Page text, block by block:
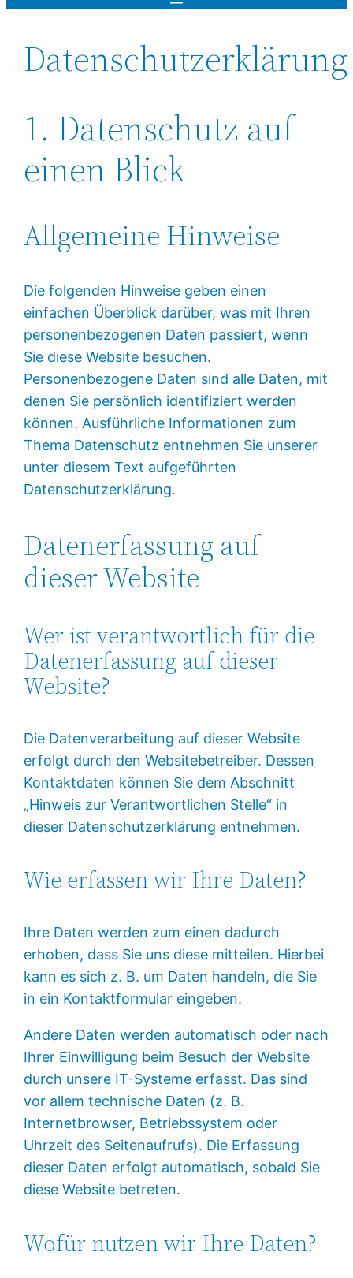
Datenschutzerklärung
1. Datenschutz auf
einen Blick
Allgemeine Hinweise
Die folgenden Hinweise geben einen
einfachen Überblick darüber, was mit Ihren
personenbezogenen Daten passiert, wenn
Sie diese Website besuchen.
Personenbezogene Daten sind alle Daten, mit
denen Sie persönlich identifiziert werden
können. Ausführliche Informationen zum
Thema Datenschutz entnehmen Sie unserer
unter diesem Text aufgeführten
Datenschutzerklärung.
Datenerfassung auf
dieser Website
Wer ist verantwortlich für die
Datenerfassung auf dieser
Website?
Die Datenverarbeitung auf dieser Website
erfolgt durch den Websitebetreiber. Dessen
Kontaktdaten können Sie dem Abschnitt
„Hinweis zur Verantwortlichen Stelle“ in
dieser Datenschutzerklärung entnehmen.
Wie erfassen wir Ihre Daten?
Ihre Daten werden zum einen dadurch
erhoben, dass Sie uns diese mitteilen. Hierbei
kann es sich z. B. um Daten handeln, die Sie
in ein Kontaktformular eingeben.
Andere Daten werden automatisch oder nach
Ihrer Einwilligung beim Besuch der Website
durch unsere IT-Systeme erfasst. Das sind
vor allem technische Daten (z. B.
Internetbrowser, Betriebssystem oder
Uhrzeit des Seitenaufrufs). Die Erfassung
dieser Daten erfolgt automatisch, sobald Sie
diese Website betreten.
Wofür nutzen wir Ihre Daten?